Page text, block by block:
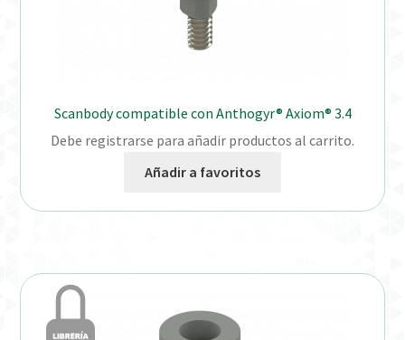
Scanbody compatible con Anthogyr® Axiom® 3.4
Debe registrarse para añadir productos al carrito.
Añadir a favoritos